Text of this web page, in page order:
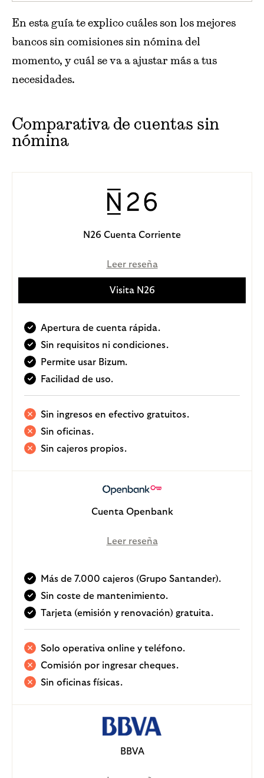
En esta guía te explico cuáles son los mejores
bancos sin comisiones sin nómina del
momento, y cuál se va a ajustar más a tus
necesidades.
Comparativa de cuentas sin
nómina
N26 Cuenta Corriente
Leer reseña
Visita N26
Apertura de cuenta rápida.
Sin requisitos ni condiciones.
Permite usar Bizum.
Facilidad de uso.
Sin ingresos en efectivo gratuitos.
Sin oficinas.
Sin cajeros propios.
Cuenta Openbank
Leer reseña
Más de 7.000 cajeros (Grupo Santander).
Sin coste de mantenimiento.
Tarjeta (emisión y renovación) gratuita.
Solo operativa online y teléfono.
Comisión por ingresar cheques.
Sin oficinas físicas.
BBVA